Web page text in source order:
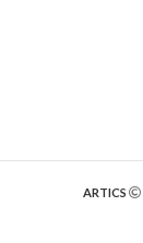
ARTICS